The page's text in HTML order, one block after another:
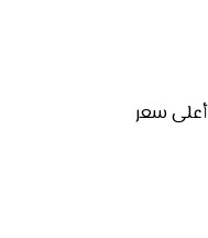
أعلى سعر